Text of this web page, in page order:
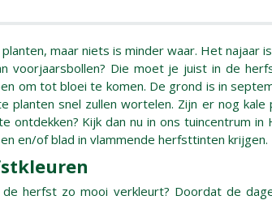
maar niets is minder waar. Het najaar
voorjaarsbollen? Die moet je juist in de
om tot bloei te komen. De grond is in
snel zullen wortelen. Zijn er nog kale
Kijk dan nu in ons tuincentrum in
en/of blad in vlammende herfsttinten krijgen.
herfst zo mooi verkleurt? Doordat de